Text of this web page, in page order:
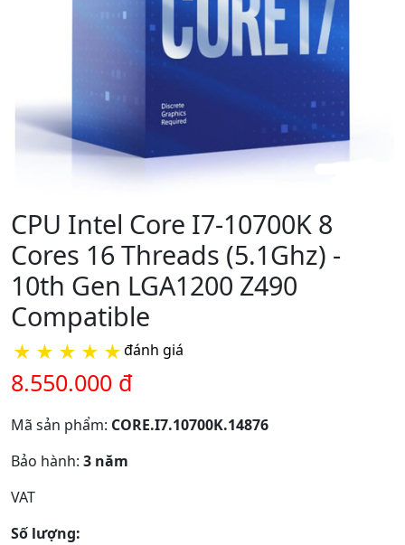
CPU Intel Core I7-10700K 8
Cores 16 Threads (5.1Ghz) -
10th Gen LGA1200 Z490
Compatible
★ ★ ★ ★ ★đánh giá
8.550.000 đ
Mã sản phẩm: CORE.I7.10700K.14876
Bảo hành: 3 năm
VAT
Số lượng: